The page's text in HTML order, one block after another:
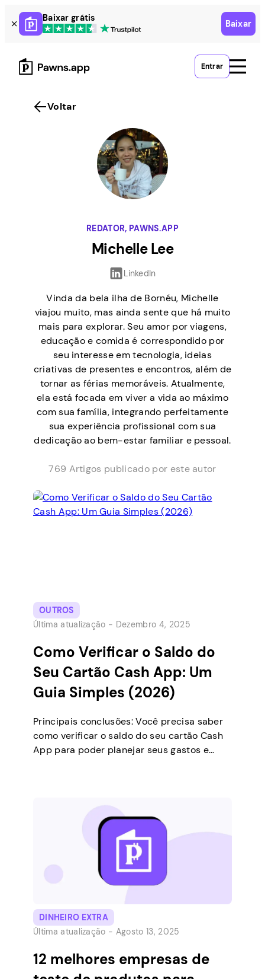
Skip
to
content
Baixar grátis
Baixar
Entrar
Voltar
REDATOR, PAWNS.APP
Michelle Lee
LinkedIn
Vinda da bela ilha de Bornéu, Michelle
viajou muito, mas ainda sente que há muito
mais para explorar. Seu amor por viagens,
educação e comida é correspondido por
seu interesse em tecnologia, ideias
criativas de presentes e encontros, além de
tornar as férias memoráveis. Atualmente,
ela está focada em viver a vida ao máximo
com sua família, integrando perfeitamente
sua experiência profissional com sua
dedicação ao bem-estar familiar e pessoal.
769 Artigos publicado por este autor
OUTROS
Última atualização - Dezembro 4, 2025
Como Verificar o Saldo do
Seu Cartão Cash App: Um
Guia Simples (2026)
Principais conclusões: Você precisa saber
como verificar o saldo do seu cartão Cash
App para poder planejar seus gastos e
dinheiro você tem na sua conta do Cash
App. A maioria das pessoas verifica seus
fundos pelo aplicativo no…
DINHEIRO EXTRA
Última atualização - Agosto 13, 2025
12 melhores empresas de